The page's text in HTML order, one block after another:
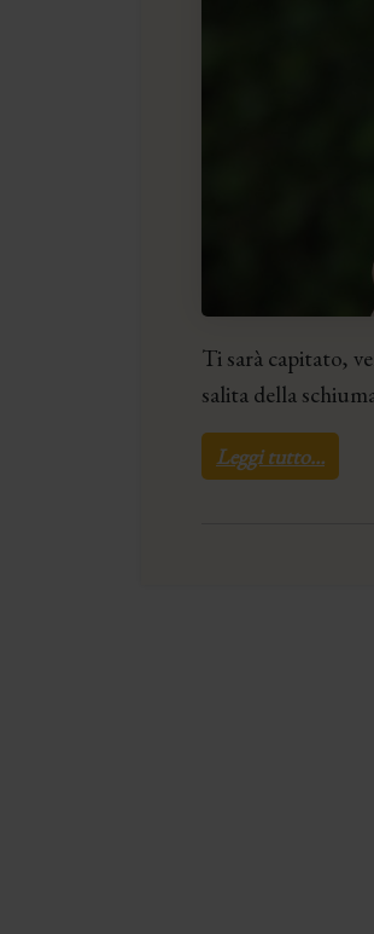
Ti sarà capitato,
salita della
Leggi tutto…